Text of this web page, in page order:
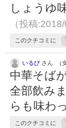
しょうゆ
（投稿
このクチコミに
いるび さん （
中華そば
全部飲み
らも味わ
このクチコミに